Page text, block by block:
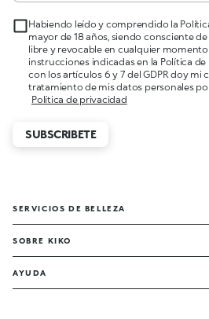
Habiendo leído y comprendido la
mayor de 18 años, siendo consciente
libre y revocable en cualquier
instrucciones indicadas en la Política
con los artículos 6 y 7 del GDPR doy mi
tratamiento de mis datos personales por
Política de privacidad
SUBSCRIBETE
SERVICIOS DE BELLEZA
SOBRE KIKO
AYUDA